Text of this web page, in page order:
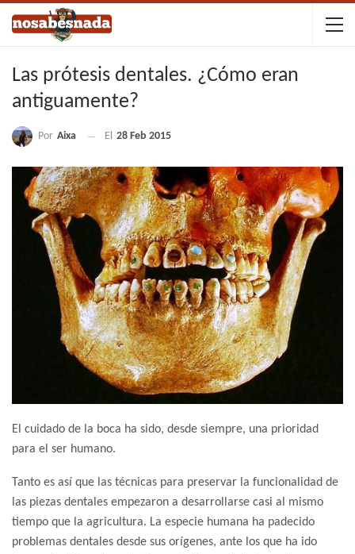
Las prótesis dentales. ¿Cómo eran
antiguamente?
Por Aixa El 28 Feb 2015
El cuidado de la boca ha sido, desde siempre, una prioridad
para el ser humano.
Tanto es así que las técnicas para preservar la funcionalidad de
las piezas dentales empezaron a desarrollarse casi al mismo
tiempo que la agricultura. La especie humana ha padecido
problemas dentales desde sus orígenes, ante los que ha ido